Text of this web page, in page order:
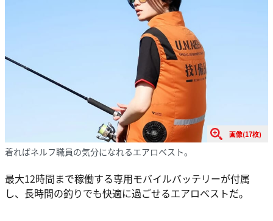
画像(17枚)
着ればネルフ職員の気分になれるエアロベスト。
最大12時間まで稼働する専用モバイルバッテリーが付属
し、長時間の釣りでも快適に過ごせるエアロベストだ。